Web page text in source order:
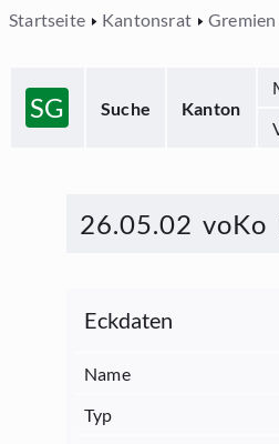
Startseite Kantonsrat Gremien
SG Suche Kanton
26.05.02
Eckdaten
Name
Typ